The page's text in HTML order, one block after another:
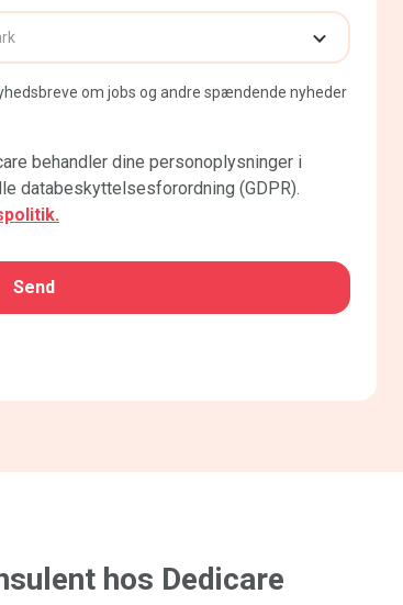
om jobs og andre spændende nyheder
behandler dine personoplysninger i
databeskyttelsesforordning (GDPR).
hos Dedicare